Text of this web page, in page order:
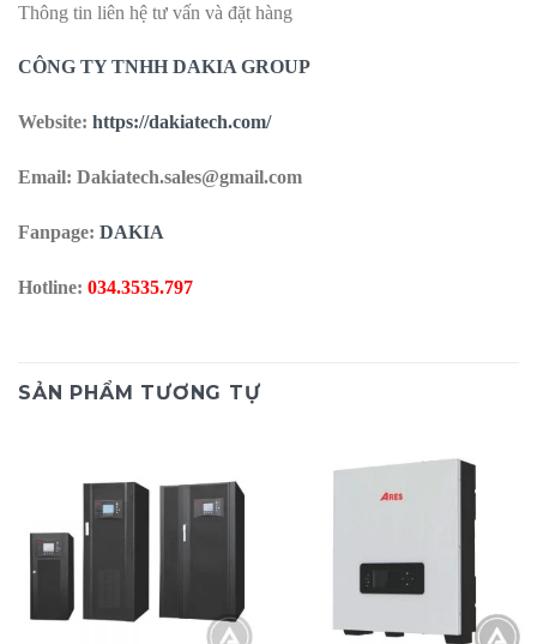
Thông tin liên hệ tư vấn và đặt hàng
CÔNG TY TNHH DAKIA GROUP
Website: https://dakiatech.com/
Email: Dakiatech.sales@gmail.com
Fanpage: DAKIA
Hotline: 034.3535.797
SẢN PHẨM TƯƠNG TỰ